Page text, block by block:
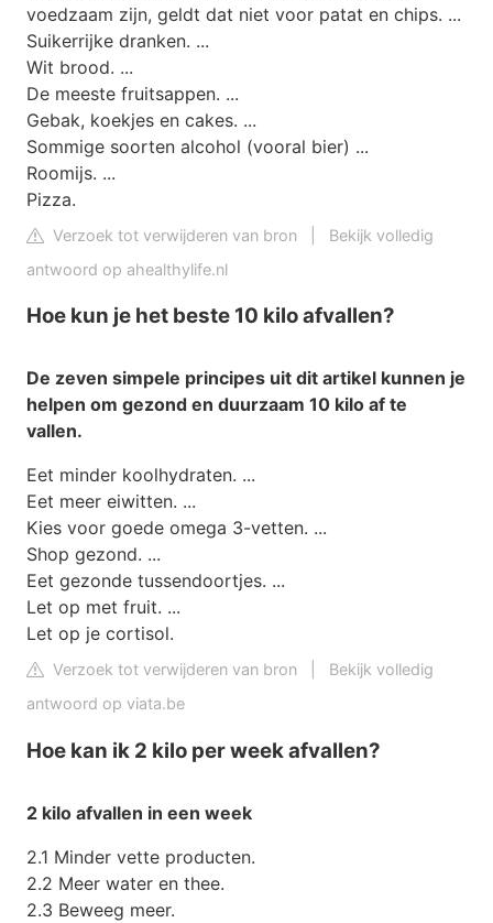
voedzaam zijn, geldt dat niet voor patat en chips. ...
Suikerrijke dranken. ...
Wit brood. ...
De meeste fruitsappen. ...
Gebak, koekjes en cakes. ...
Sommige soorten alcohol (vooral bier) ...
Roomijs. ...
Pizza.
Verzoek tot verwijderen van bron
Bekijk volledig
antwoord op ahealthylife.nl
Hoe kun je het beste 10 kilo afvallen?
De zeven simpele principes uit dit artikel kunnen je
helpen om gezond en duurzaam 10 kilo af te
vallen.
Eet minder koolhydraten. ...
Eet meer eiwitten. ...
Kies voor goede omega 3-vetten. ...
Shop gezond. ...
Eet gezonde tussendoortjes. ...
Let op met fruit. ...
Let op je cortisol.
Verzoek tot verwijderen van bron
Bekijk volledig
antwoord op viata.be
Hoe kan ik 2 kilo per week afvallen?
2 kilo afvallen in een week
2.1 Minder vette producten.
2.2 Meer water en thee.
2.3 Beweeg meer.